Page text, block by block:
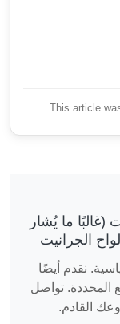
This article
ما يُشار
الجرانيت
نقدم أيضًا
المحددة. تواصل
القادم.